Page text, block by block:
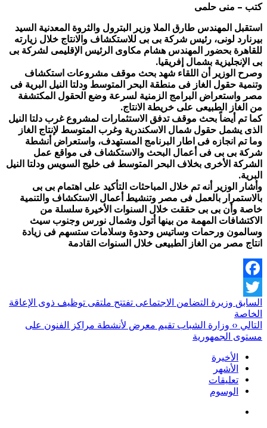
كتب – منى حلمى
استقبل المهندس طارق الملا وزير البترول والثروة المعدنية السيد
بيرنارد لونى، رئيس شركة بى بى للاستكشاف والانتاج خلال زيارته
للقاهرة بحضور المهندس هشام مكاوى الرئيس الإقليمى لشركة بى
بى الإنجليزية بشمال إفريقيا.
وصرح الوزير أن اللقاء شهد بحث موقف مشروعات استكشاف
وتنمية حقول الغاز فى منطقة البحر المتوسط ودلتا النيل البرية فى
مصر واستعراض البرامج الزمنية لسرعة وضع الحقول المكتشفة
من الغاز الطبيعى على خريطة الانتاج.
كما تم أيضاً بحث موقف تدفق الاستثمارات لمشروع غرب دلتا النيل
الذى يشمل حقول شمال الاسكندرية وغرب المتوسط لإنتاج الغاز
وما تم انجازه فى اطار البرنامج المستهدف، واستعراض أنشطة
شركة بى بى فى أعمال البحث والاستكشاف فى مواقع عمل
الشركة الأخرى بخلاف البحر المتوسط فى خليج السويس ودلتا النيل
البرية.
وأشار الوزير أنه تم خلال المباحثات التأكيد على اهتمام بى بى
بالاستمرار بالعمل فى مصر وتنشيط أعمال الاستكشاف والتنمية
خاصة وأن بى بى حققت خلال السنوات الأخيرة سلسلة من
الاكتشافات المهمة من بينها أتول وشمال نورس وجنوب سيث
وسالمون ورحمات وساتيس وحدوة وسلامات ستسهم فى زيادة
انتاج مصر من الغاز الطبيعى خلال السنوات القادمة
Facebook
Twitter
السابق وزيرة التضامن الاجتماعى تفتتح ملتقى توظيف ذوى الإعاقة
الخاصة
التالي ‹› وزارة الشباب تقيم معرض لأنشطة مراكز الفنون على
مستوى الجمهورية
الأخيرة
الأشهر
تعليقات
الوسوم